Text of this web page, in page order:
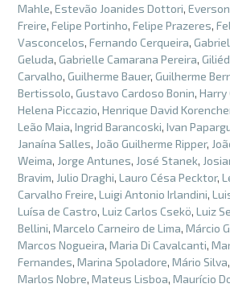
Mahle, Estevão Joanides Dottori,
Freire, Felipe Portinho, Felipe Prazeres,
Vasconcelos, Fernando Cerqueira,
Geluda, Gabrielle Camarana Pereira,
Carvalho, Guilherme Bauer, Guilherme
Bertissolo, Gustavo Cardoso Bonin, Harry
Helena Piccazio, Henrique David
Leão Maia, Ingrid Barancoski, Ivan
Janaína Salles, João Guilherme Ripper,
Weima, Jorge Antunes, José Stanek,
Bravim, Julio Draghi, Lauro Césa Pecktor,
Carvalho Freire, Luigi Antonio Irlandini,
Luísa de Castro, Luiz Carlos Csekö, Luiz
Bellini, Marcelo Carneiro de Lima, Márcio
Marcos Nogueira, Maria Di Cavalcanti,
Fernandes, Marina Spoladore, Mário Silva,
Marlos Nobre, Mateus Lisboa, Maurício